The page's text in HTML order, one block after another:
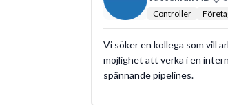
Controller
Vi söker en kollega som vill
möjlighet att verka i en
spännande pipelines.